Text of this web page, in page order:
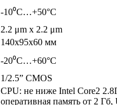
-10⁰С…+50°С
2.2 μm х 2.2 μm
140х95х60 мм
-20⁰С…+60°С
1/2.5” CMOS
CPU: не ниже Intel Core2
оперативная память от 2